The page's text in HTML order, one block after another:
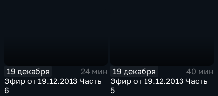
19 декабря
24 мин
Эфир от 19.12.2013 Часть
6
19 декабря
40 мин
Эфир от 19.12.2013 Часть
5